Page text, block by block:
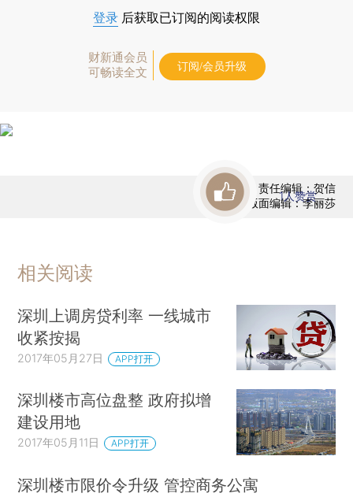
登录 后获取已订阅的阅读权限
财新通会员
可畅读全文
订阅/会员升级
责任编辑：贺信
版面编辑：李丽莎
1人赞赏
相关阅读
深圳上调房贷利率 一线城市
收紧按揭
2017年05月27日 APP打开
深圳楼市高位盘整 政府拟增
建设用地
2017年05月11日 APP打开
深圳楼市限价令升级 管控商务公寓